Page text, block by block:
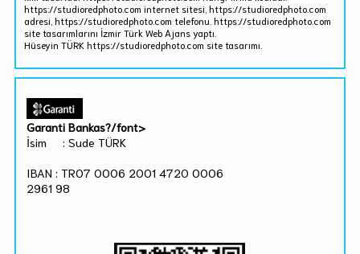
https://studioredphoto.com internet sitesi, https://studioredphoto.com
adresi, https://studioredphoto.com telefonu. https://studioredphoto.com
site tasarımlarını İzmir Türk Web Ajans yaptı.
Hüseyin TÜRK https://studioredphoto.com site tasarımı.
Garanti Bankas?/font>
İsim : Sude TÜRK
IBAN : TR07 0006 2001 4720 0006
2961 98